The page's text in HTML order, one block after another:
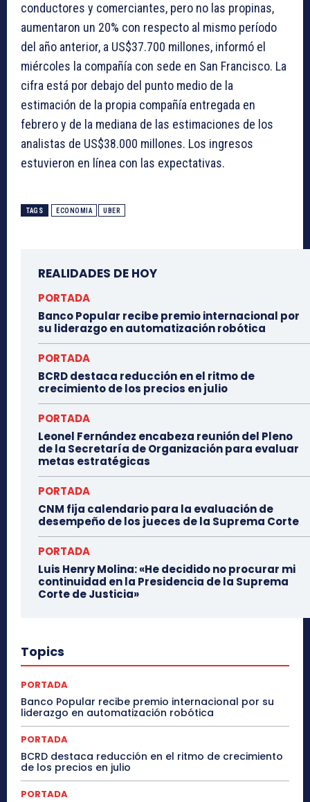
conductores y comerciantes, pero no las propinas,
aumentaron un 20% con respecto al mismo período
del año anterior, a US$37.700 millones, informó el
miércoles la compañía con sede en San Francisco. La
cifra está por debajo del punto medio de la
estimación de la propia compañía entregada en
febrero y de la mediana de las estimaciones de los
analistas de US$38.000 millones. Los ingresos
estuvieron en línea con las expectativas.
TAGS ECONOMIA UBER
REALIDADES DE HOY
PORTADA
Banco Popular recibe premio internacional por
su liderazgo en automatización robótica
PORTADA
BCRD destaca reducción en el ritmo de
crecimiento de los precios en julio
PORTADA
Leonel Fernández encabeza reunión del Pleno
de la Secretaría de Organización para evaluar
metas estratégicas
PORTADA
CNM fija calendario para la evaluación de
desempeño de los jueces de la Suprema Corte
PORTADA
Luis Henry Molina: «He decidido no procurar mi
continuidad en la Presidencia de la Suprema
Corte de Justicia»
Topics
PORTADA
Banco Popular recibe premio internacional por su
liderazgo en automatización robótica
PORTADA
BCRD destaca reducción en el ritmo de crecimiento
de los precios en julio
PORTADA